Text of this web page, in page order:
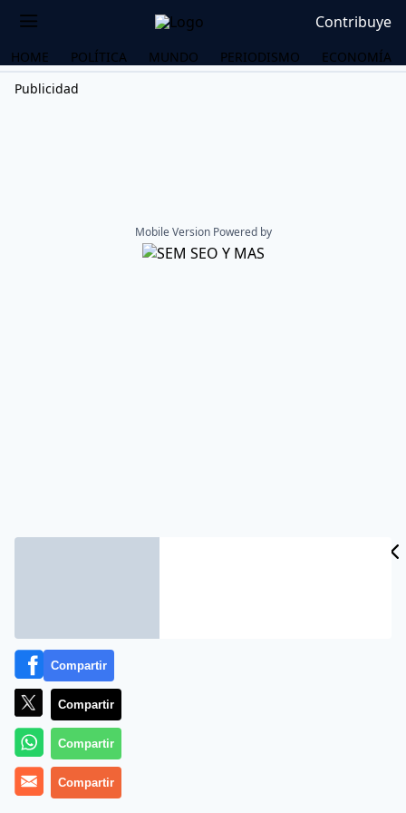
Contribuye
HOME POLÍTICA MUNDO PERIODISMO
ECONOMÍA
Publicidad
Mobile Version Powered by
Compartir
Compartir
Compartir
Compartir